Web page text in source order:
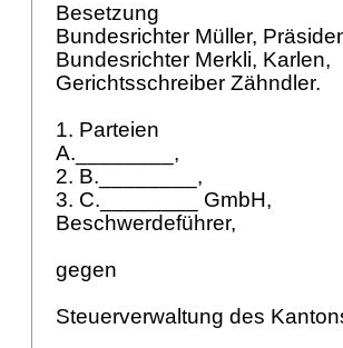
Besetzung
Bundesrichter Müller,
Bundesrichter Merkli, Karlen,
Gerichtsschreiber Zähndler.
1. Parteien
A.________,
2. B.________,
3. C.________ GmbH,
Beschwerdeführer,
gegen
Steuerverwaltung des